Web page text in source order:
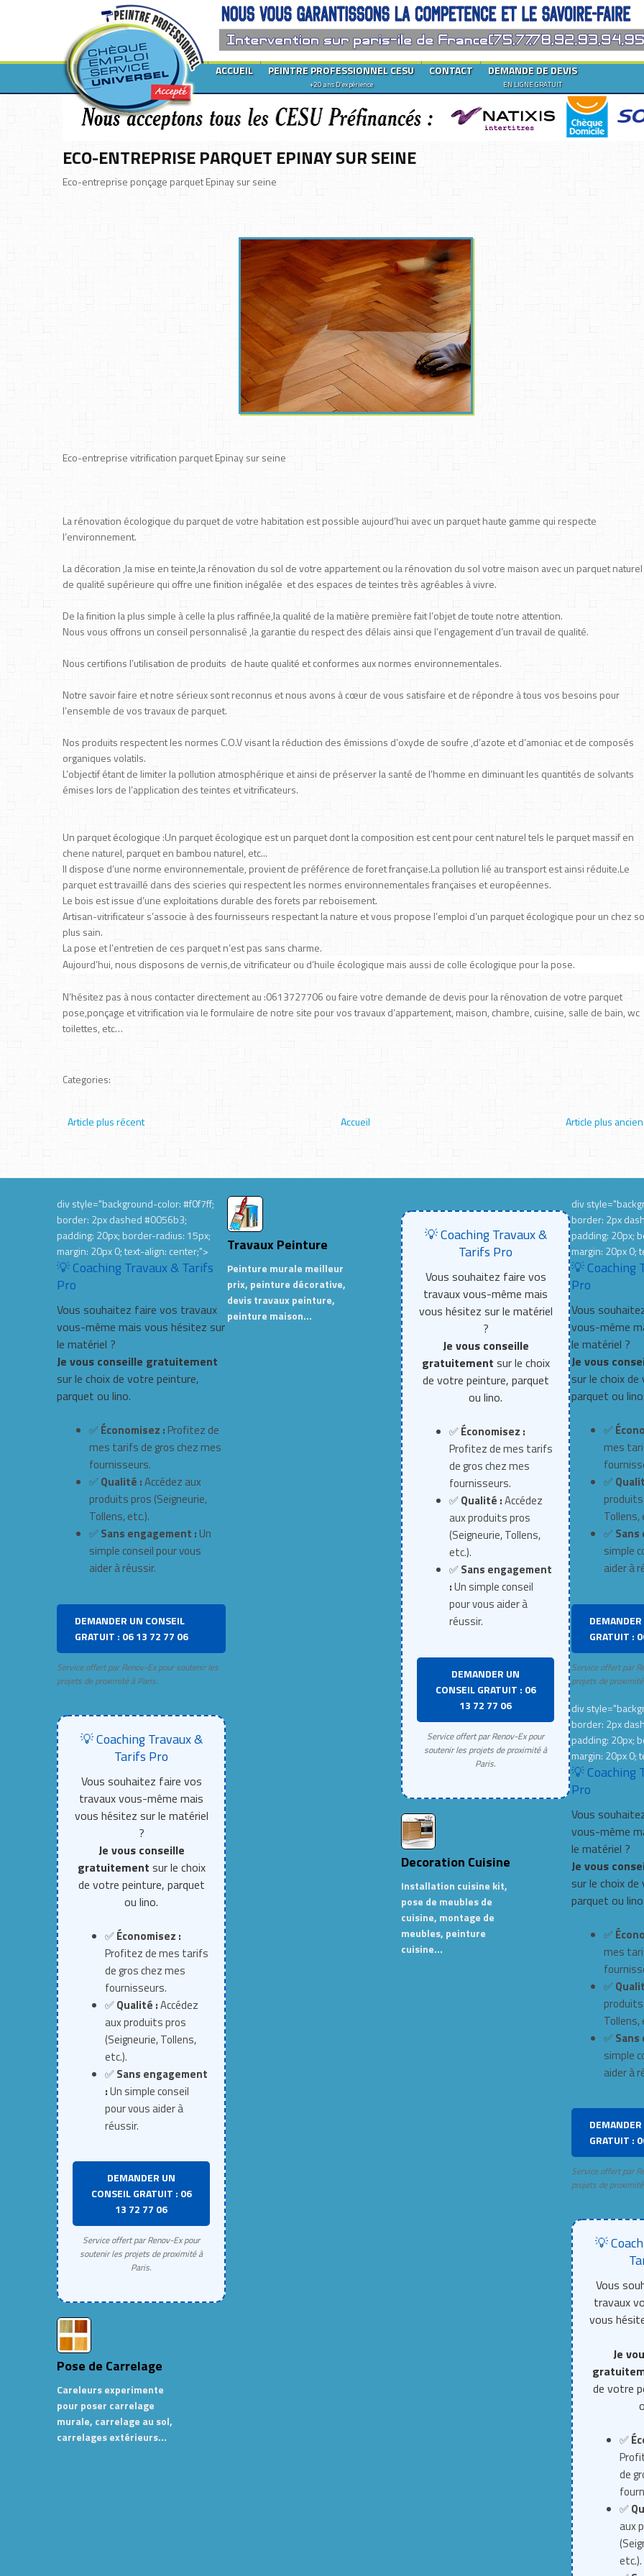
DEMANDE DE DEVIS
EN LIGNE GRATUIT
CONTACT
PEINTRE PROFESSIONNEL CESU
+20 ans D'expérience
ACCUEIL
ECO-ENTREPRISE PARQUET EPINAY SUR SEINE
Eco-entreprise ponçage parquet Epinay sur seine
Eco-entreprise vitrification parquet Epinay sur seine
La rénovation écologique du parquet de votre habitation est possible aujourd’hui avec un parquet haute gamme qui respecte
l’environnement.
La décoration ,la mise en teinte,la rénovation du sol de votre appartement ou la rénovation du sol votre maison avec un parquet naturel
de qualité supérieure qui offre une finition inégalée et des espaces de teintes très agréables à vivre.
De la finition la plus simple à celle la plus raffinée,la qualité de la matière première fait l’objet de toute notre attention.
Nous vous offrons un conseil personnalisé ,la garantie du respect des délais ainsi que l’engagement d’un travail de qualité.
Nous certifions l’utilisation de produits de haute qualité et conformes aux normes environnementales.
Notre savoir faire et notre sérieux sont reconnus et nous avons à cœur de vous satisfaire et de répondre à tous vos besoins pour
l’ensemble de vos travaux de parquet.
Nos produits respectent les normes C.O.V visant la réduction des émissions d’oxyde de soufre ,d’azote et d’amoniac et de composés
organiques volatils.
L’objectif étant de limiter la pollution atmosphérique et ainsi de préserver la santé de l’homme en diminuant les quantités de solvants
émises lors de l’application des teintes et vitrificateurs.
Un parquet écologique :Un parquet écologique est un parquet dont la composition est cent pour cent naturel tels le parquet massif en
chene naturel, parquet en bambou naturel, etc...
Il dispose d’une norme environnementale, provient de préférence de foret française.La pollution lié au transport est ainsi réduite.Le
parquet est travaillé dans des scieries qui respectent les normes environnementales françaises et européennes.
Le bois est issue d’une exploitations durable des forets par reboisement.
Artisan-vitrificateur s’associe à des fournisseurs respectant la nature et vous propose l’emploi d’un parquet écologique pour un chez
plus sain.
La pose et l’entretien de ces parquet n’est pas sans charme.
Aujourd’hui, nous disposons de vernis,de vitrificateur ou d’huile écologique mais aussi de colle écologique pour la pose.
N’hésitez pas à nous contacter directement au :0613727706 ou faire votre demande de devis pour la rénovation de votre parquet
pose,ponçage et vitrification via le formulaire de notre site pour vos travaux d’appartement, maison, chambre, cuisine, salle de bain, wc
toilettes, etc…
Categories:
Article plus récent Article plus ancien
Accueil
div style="background-color: #f0f7ff;
border: 2px dashed #0056b3;
padding: 20px; border-radius: 15px;
margin: 20px 0; text-align: center;">
💡 Coaching Travaux & Tarifs
Pro
Vous souhaitez faire vos travaux
vous-même mais vous hésitez sur
le matériel ?
Je vous conseille gratuitement
sur le choix de votre peinture,
parquet ou lino.
✅ Économisez : Profitez de
mes tarifs de gros chez mes
fournisseurs.
✅ Qualité :Accédez aux
produits pros (Seigneurie,
Tollens, etc.).
✅ Sans engagement : Un
simple conseil pour vous
aider à réussir.
DEMANDER UN CONSEIL
GRATUIT : 06 13 72 77 06
Service offert par Renov-Ex pour soutenir les
projets de proximité à Paris.
💡 Coaching Travaux &
Tarifs Pro
Vous souhaitez faire vos
travaux vous-même mais
vous hésitez sur le matériel
?
Je vous conseille
gratuitement sur le choix
de votre peinture, parquet
ou lino.
✅Économisez :
Profitez de mes tarifs
de gros chez mes
fournisseurs.
✅Qualité :Accédez
aux produits pros
(Seigneurie, Tollens,
etc.).
✅Sans engagement
:Un simple conseil
pour vous aider à
réussir.
DEMANDER UN
CONSEIL GRATUIT : 06
13 72 77 06
Service offert par Renov-Ex pour
soutenir les projets de proximité à
Paris.
Pose de Carrelage
Careleurs experimente
pour poser carrelage
murale, carrelage au sol,
carrelages extérieurs…
Travaux Peinture
Peinture murale meilleur
prix, peinture décorative,
devis travaux peinture,
peinture maison…
div
border: 2px
padding: 20px;
margin: 20px 0;
💡 Coaching
Pro
Vous
vous-même
le matériel ?
Je vous
sur le choix
parquet ou
✅
mes
✅
Tollens,
✅
simple
aider à
GRATUIT :
Service offert par
projets de
div
border: 2px
padding: 20px;
margin: 20px 0;
💡 Coaching
Pro
Vous
vous-même
le matériel ?
Je vous
sur le choix
parquet ou
✅
mes
✅
Tollens,
✅
simple
aider à
GRATUIT :
Service offert par
projets de
💡
Vous
travaux
vous
Je
de votre
✅
de
✅
aux
etc.).
💡 Coaching Travaux &
Tarifs Pro
Vous souhaitez faire vos
travaux vous-même mais
vous hésitez sur le matériel
?
Je vous conseille
gratuitement sur le choix
de votre peinture, parquet
ou lino.
✅Économisez :
Profitez de mes tarifs
de gros chez mes
fournisseurs.
✅Qualité :Accédez
aux produits pros
(Seigneurie, Tollens,
etc.).
✅Sans engagement
:Un simple conseil
pour vous aider à
réussir.
DEMANDER UN
CONSEIL GRATUIT : 06
13 72 77 06
Service offert par Renov-Ex pour
soutenir les projets de proximité à
Paris.
Decoration Cuisine
Installation cuisine kit,
pose de meubles de
cuisine, montage de
meubles, peinture
cuisine…